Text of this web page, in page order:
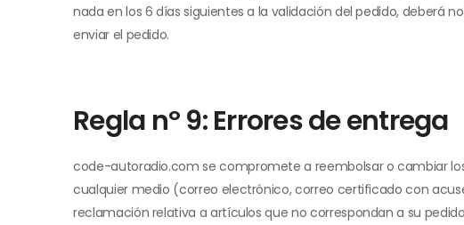
nada en los 6 días siguientes a la validación del pedido, deberá
enviar el pedido.
Regla nº 9: Errores de entrega
code-autoradio.com se compromete a reembolsar o cambiar
cualquier medio (correo electrónico, correo certificado con
reclamación relativa a artículos que no correspondan a su